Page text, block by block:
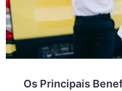
Os Principais